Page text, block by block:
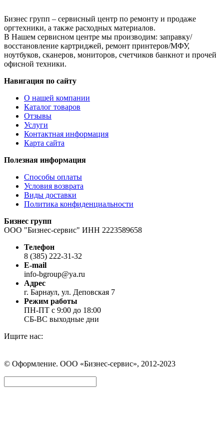
Бизнес групп – сервисный центр по ремонту и продаже
оргтехники, а также расходных материалов.
В Нашем сервисном центре мы производим: заправку/
восстановление картриджей, ремонт принтеров/МФУ,
ноутбуков, сканеров, мониторов, счетчиков банкнот и прочей
офисной техники.
Навигация по сайту
О нашей компании
Каталог товаров
Отзывы
Услуги
Контактная информация
Карта сайта
Полезная информация
Способы оплаты
Условия возврата
Виды доставки
Политика конфиденциальности
Бизнес групп
ООО "Бизнес-сервис" ИНН 2223589658
Телефон
8 (385) 222-31-32
E-mail
info-bgroup@ya.ru
Адрес
г. Барнаул, ул. Деповская 7
Режим работы
ПН-ПТ с 9:00 до 18:00
СБ-ВС выходные дни
Ищите нас:
Вконтакте
открывается
в
новом
WhatsApp
открывается
в
новом
Telegram
открывается
в
новом
© Оформление. ООО «Бизнес-сервис», 2012-2023